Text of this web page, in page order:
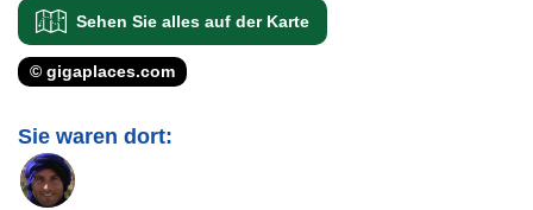
Sehen Sie alles auf der Karte
© gigaplaces.com
Sie waren dort: